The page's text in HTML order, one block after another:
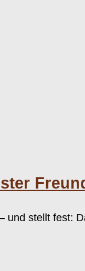
stellt fest: